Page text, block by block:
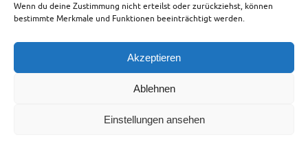
Wenn du deine Zustimmung nicht erteilst oder zurückziehst, können
bestimmte Merkmale und Funktionen beeinträchtigt werden.
Akzeptieren
Ablehnen
Einstellungen ansehen
Juni 14, 2016 Nordamerika,USA